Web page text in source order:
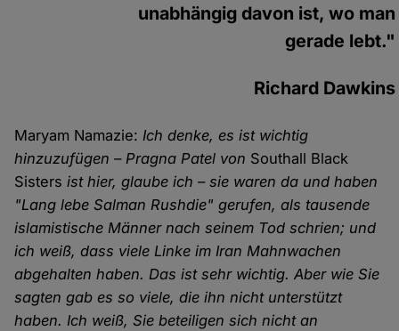
unabhängig davon ist, wo man
gerade lebt."
Richard Dawkins
Maryam Namazie:Ich denke, es ist wichtig
hinzuzufügen – Pragna Patel von Southall Black
Sisters ist hier, glaube ich – sie waren da und haben
"Lang lebe Salman Rushdie" gerufen, als tausende
islamistische Männer nach seinem Tod schrien; und
ich weiß, dass viele Linke im Iran Mahnwachen
abgehalten haben. Das ist sehr wichtig. Aber wie Sie
sagten gab es so viele, die ihn nicht unterstützt
haben. Ich weiß, Sie beteiligen sich nicht an